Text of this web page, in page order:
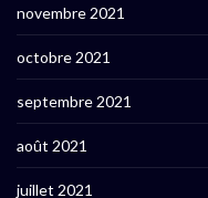
novembre 2021
octobre 2021
septembre 2021
août 2021
juillet 2021